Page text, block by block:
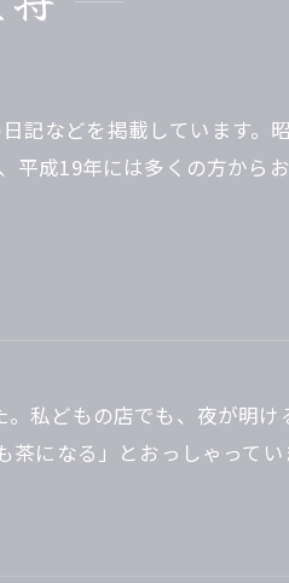
記などを掲載しています。
平成19年には多くの方から
私どもの店でも、夜が明け
茶になる」とおっしゃって